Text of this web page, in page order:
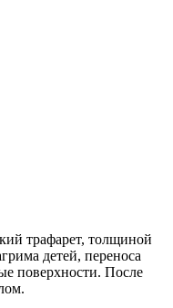
трафарет, толщиной
детей, переноса
поверхности. После